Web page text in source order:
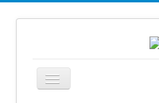
Включить/
выключить